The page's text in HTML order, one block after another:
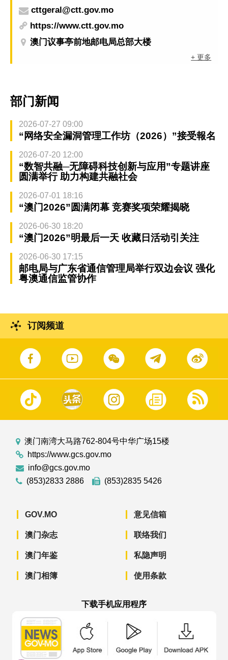
cttgeral@ctt.gov.mo
https://www.ctt.gov.mo
澳门议事亭前地邮电局总部大楼
+ 更多
部门新闻
2026-07-27 09:00
“网络安全漏洞管理工作坊（2026）”接受報名
2026-07-20 12:00
“数智共融─无障碍科技创新与应用”专题讲座
圆满举行 助力构建共融社会
2026-07-01 18:16
“澳门2026”圆满闭幕 竞赛奖项荣耀揭晓
2026-06-30 18:20
“澳门2026”明最后一天 收藏日活动引关注
2026-06-30 17:15
邮电局与广东省通信管理局举行双边会议 强化
粤澳通信监管协作
订阅频道
澳门南湾大马路762-804号中华广场15楼
https://www.gcs.gov.mo
info@gcs.gov.mo
(853)2833 2886
(853)2835 5426
GOV.MO
澳门杂志
澳门年鉴
澳门相簿
意见信箱
联络我们
私隐声明
使用条款
下载手机应用程序